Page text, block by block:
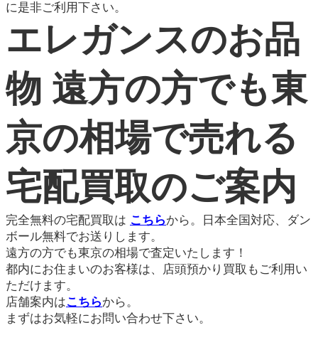
に是非ご利用下さい。
エレガンスのお品
物 遠方の方でも東
京の相場で売れる
宅配買取のご案内
完全無料の宅配買取は こちらから。日本全国対応、ダン
ボール無料でお送りします。
遠方の方でも東京の相場で査定いたします！
都内にお住まいのお客様は、店頭預かり買取もご利用い
ただけます。
店舗案内はこちらから。
まずはお気軽にお問い合わせ下さい。